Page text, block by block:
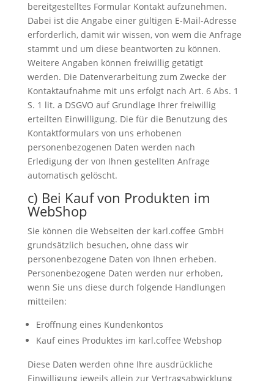
bereitgestelltes Formular Kontakt aufzunehmen.
Dabei ist die Angabe einer gültigen E-Mail-Adresse
erforderlich, damit wir wissen, von wem die Anfrage
stammt und um diese beantworten zu können.
Weitere Angaben können freiwillig getätigt
werden. Die Datenverarbeitung zum Zwecke der
Kontaktaufnahme mit uns erfolgt nach Art. 6 Abs. 1
S. 1 lit. a DSGVO auf Grundlage Ihrer freiwillig
erteilten Einwilligung. Die für die Benutzung des
Kontaktformulars von uns erhobenen
personenbezogenen Daten werden nach
Erledigung der von Ihnen gestellten Anfrage
automatisch gelöscht.
c) Bei Kauf von Produkten im
WebShop
Sie können die Webseiten der karl.coffee GmbH
grundsätzlich besuchen, ohne dass wir
personenbezogene Daten von Ihnen erheben.
Personenbezogene Daten werden nur erhoben,
wenn Sie uns diese durch folgende Handlungen
mitteilen:
Eröffnung eines Kundenkontos
Kauf eines Produktes im karl.coffee Webshop
Diese Daten werden ohne Ihre ausdrückliche
Einwilligung jeweils allein zur Vertragsabwicklung